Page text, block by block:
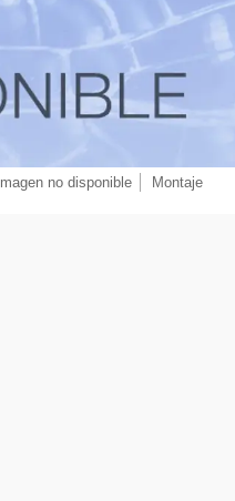
Imagen no disponible Montaje